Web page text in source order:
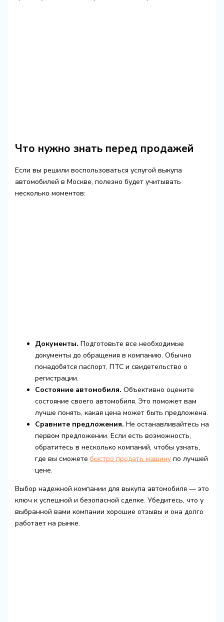
Что нужно знать перед продажей
Если вы решили воспользоваться услугой выкупа
автомобилей в Москве, полезно будет учитывать
несколько моментов:
Документы. Подготовьте все необходимые
документы до обращения в компанию. Обычно
понадобятся паспорт, ПТС и свидетельство о
регистрации.
Состояние автомобиля. Объективно оцените
состояние своего автомобиля. Это поможет вам
лучше понять, какая цена может быть предложена.
Сравните предложения. Не останавливайтесь на
первом предложении. Если есть возможность,
обратитесь в несколько компаний, чтобы узнать,
где вы сможете быстро продать машинупо лучшей
цене.
Выбор надежной компании для выкупа автомобиля — это
ключ к успешной и безопасной сделке. Убедитесь, что у
выбранной вами компании хорошие отзывы и она долго
работает на рынке.